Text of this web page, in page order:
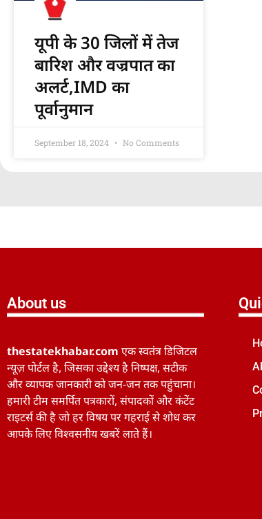
यूपी के 30 जिलों में तेज
बारिश और वज्रपात का
अलर्ट,IMD का
पूर्वानुमान
September 18, 2024 No Comments
About us
thestatekhabar.com एक स्वतंत्र डिजिटल
न्यूज़ पोर्टल है, जिसका उद्देश्य है निष्पक्ष, सटीक
और व्यापक जानकारी को जन-जन तक पहुंचाना।
हमारी टीम समर्पित पत्रकारों, संपादकों और कंटेंट
राइटर्स की है जो हर विषय पर गहराई से शोध कर
आपके लिए विश्वसनीय खबरें लाते हैं।